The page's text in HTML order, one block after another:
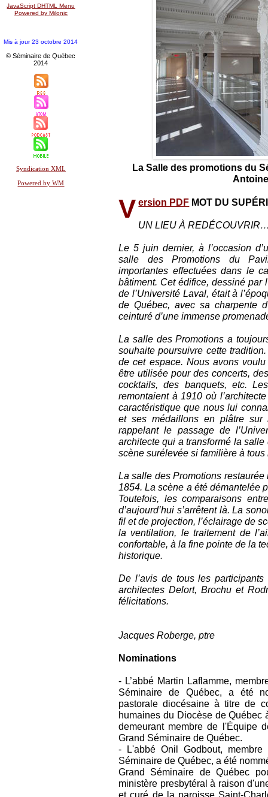
JavaScript DHTML Menu
Powered by Milonic
Mis à jour 23 octobre 2014
© Séminaire de Québec
2014
Syndication XML
Powered by WM
La Salle des promotions du
V ersion PDF MOT DU
UN LIEU À
Le 5 juin dernier, à l’occasion
salle des Promotions du
importantes effectuées dans le
bâtiment. Cet édifice, dessiné par
de l’Université Laval, était à
de Québec, avec sa charpente
ceinturé d’une immense
La salle des Promotions a
souhaite poursuivre cette
de cet espace. Nous avons
être utilisée pour des concerts,
cocktails, des banquets, etc.
remontaient à 1910 où
caractéristique que nous lui
et ses médaillons en plâtre sur
rappelant le passage de
architecte qui a transformé la
scène surélevée si familière à tous
La salle des Promotions
1854. La scène a été démantelée
Toutefois, les comparaisons
d’aujourd’hui s’arrêtent là. La
fil et de projection, l’éclairage de
la ventilation, le traitement de
confortable, à la fine pointe de la
historique.
De l’avis de tous les
architectes Delort, Brochu et
félicitations.
Jacques Roberge, ptre
Nominations
- L’abbé Martin Laflamme,
Séminaire de Québec, a été
pastorale diocésaine à titre de
humaines du Diocèse de Québec
demeurant membre de l'Équipe
Grand Séminaire de Québec.
- L'abbé Onil Godbout,
Séminaire de Québec, a été
Grand Séminaire de Québec
ministère presbytéral à raison
et curé de la paroisse Saint-